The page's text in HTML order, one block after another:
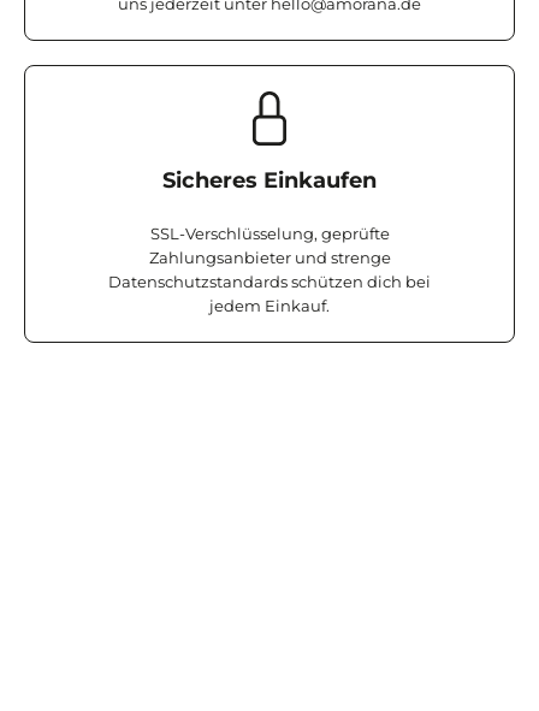
Sicheres Einkaufen
SSL-Verschlüsselung, geprüfte
Zahlungsanbieter und strenge
Datenschutzstandards schützen dich bei
jedem Einkauf.